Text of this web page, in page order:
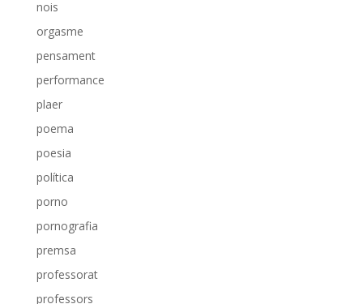
nois
orgasme
pensament
performance
plaer
poema
poesia
política
porno
pornografia
premsa
professorat
professors